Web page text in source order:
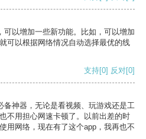
可以增加一些新功能。比如，可以增加
可以根据网络情况自动选择最优的线
支持[0] 反对[0]
备神器，无论是看视频、玩游戏还是工
不用担心网速卡顿了。以前出差的时
用网络，现在有了这个app，我再也不